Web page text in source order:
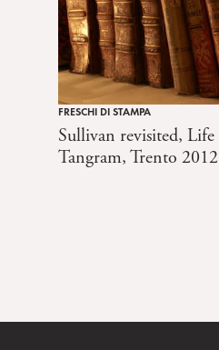
e
n
s
o
FRESCHI DI STAMPA
Sullivan revisited,
Tangram, Trento 2012